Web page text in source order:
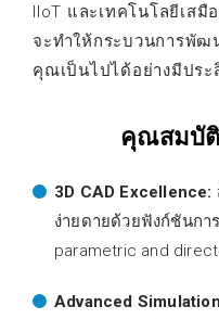
IIoT และเทคโนโลยีเสมื
จะทำให้กระบวนการพั
คุณเป็นไปได้อย่างมีประ
คุณสมบัติ
3D CAD Excellence:
ง่ายดายด้วยฟังก์ชันก
parametric and
Advanced